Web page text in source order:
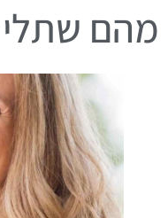
מהם שתלי